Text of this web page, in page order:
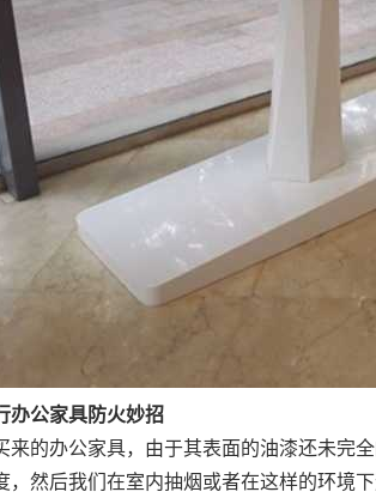
公家具防火妙招
办公家具，由于其表面的油漆还未完全
，然后我们在室内抽烟或者在这样的环境